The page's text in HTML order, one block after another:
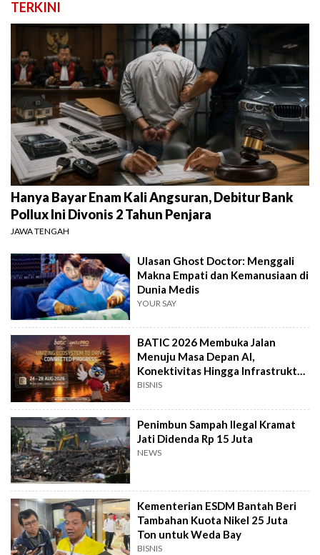
TERKINI
Hanya Bayar Enam Kali Angsuran, Debitur Bank
Pollux Ini Divonis 2 Tahun Penjara
JAWA TENGAH
Ulasan Ghost Doctor: Menggali
Makna Empati dan Kemanusiaan di
Dunia Medis
YOUR SAY
BATIC 2026 Membuka Jalan
Menuju Masa Depan AI,
Konektivitas Hingga Infrastruktur
Digital
BISNIS
Penimbun Sampah Ilegal Kramat
Jati Didenda Rp 15 Juta
NEWS
Kementerian ESDM Bantah Beri
Tambahan Kuota Nikel 25 Juta
Ton untuk Weda Bay
BISNIS